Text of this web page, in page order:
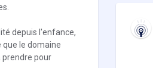
depuis l'enfance,
le domaine
prendre pour